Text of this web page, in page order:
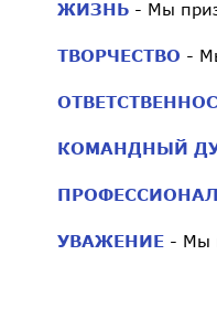
ЖИЗНЬ - Мы
ТВОРЧЕСТВО -
КОМАНДНЫЙ
УВАЖЕНИЕ - Мы